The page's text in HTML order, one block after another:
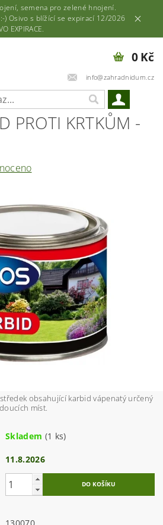
semena pro zelené hnojení.
) Osivo s blížící se expirací 12/2026
EXPIRACE.
info@zahradnidum.cz
0 Kč
PROTI KRTKŮM -
obsahující karbid vápenatý určený
míst.
Skladem (1 ks)
11.8.2026